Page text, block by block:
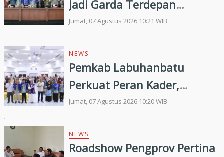
Jadi Garda Terdepan
Merawat Kerukunan di Era
Digital
Jumat, 07 Agustus 2026 10:21 WIB
NEWS
Pemkab Labuhanbatu
Perkuat Peran Kader,
Efektivitas Penurunan
Stunting Masih Menjadi
Tantangan Bersama
Jumat, 07 Agustus 2026 10:20 WIB
NEWS
Roadshow Pengprov Pertina